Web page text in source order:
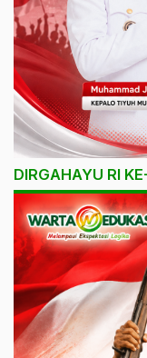
DIRGAHAYU RI